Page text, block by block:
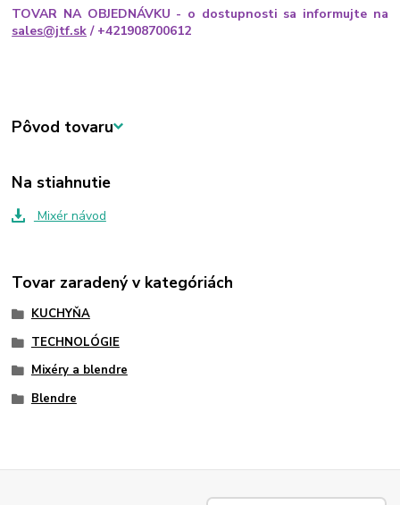
TOVAR NA OBJEDNÁVKU - o dostupnosti sa informujte na
sales@jtf.sk/ +421908700612
Pôvod tovaru
Na stiahnutie
Mixér návod
Tovar zaradený v kategóriách
KUCHYŇA
TECHNOLÓGIE
Mixéry a blendre
Blendre